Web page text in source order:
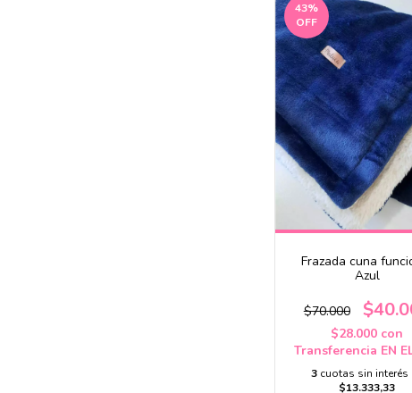
43%
OFF
Frazada cuna
Azul
$70.000
$28.000 con
Transferencia EN
3 cuotas sin interés
$13.333,33